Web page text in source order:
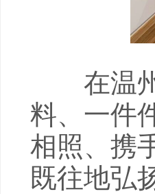
在温州
料、一件
相照、携
既往地弘